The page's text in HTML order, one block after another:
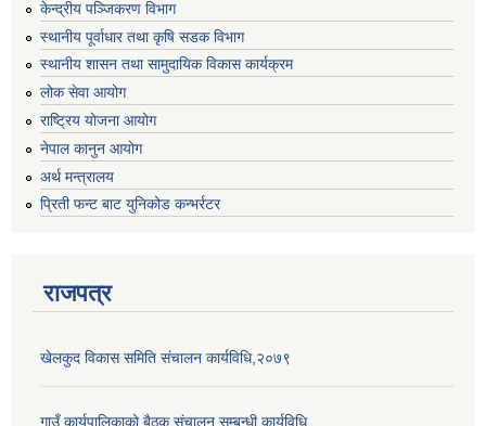
केन्द्रीय पञ्जिकरण विभाग
स्थानीय पूर्वाधार तथा कृषि सडक विभाग
स्थानीय शासन तथा सामुदायिक विकास कार्यक्रम
लोक सेवा आयोग
राष्ट्रिय योजना आयोग
नेपाल कानुन आयोग
अर्थ मन्त्रालय
प्रिती फन्ट बाट युनिकोड कन्भर्रटर
राजपत्र
खेलकुद विकास समिति संचालन कार्यविधि,२०७९
गाउँ कार्यपालिकाको बैठक संचालन सम्बन्धी कार्यविधि